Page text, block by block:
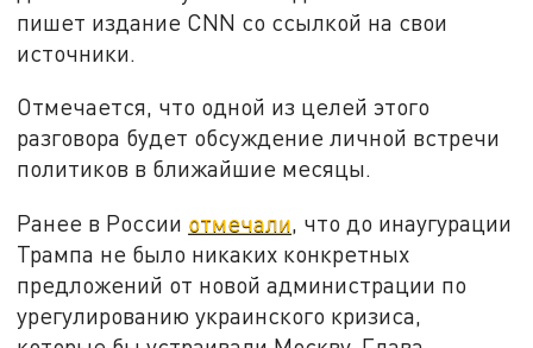
пишет издание CNN со ссылкой на свои
источники.
Отмечается, что одной из целей этого
разговора будет обсуждение личной встречи
политиков в ближайшие месяцы.
Ранее в России отмечали, что до инаугурации
Трампа не было никаких конкретных
предложений от новой администрации по
урегулированию украинского кризиса,